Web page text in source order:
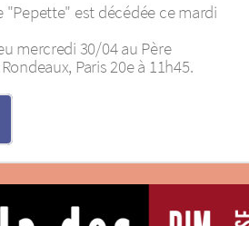
"Pepette" est décédée ce mardi
mercredi 30/04 au Père
Paris 20e à 11h45.